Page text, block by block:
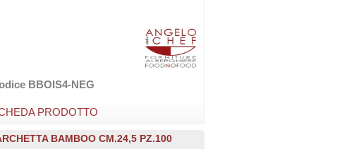
BBOIS4-NEG
PRODOTTO
BAMBOO CM.24,5 PZ.100